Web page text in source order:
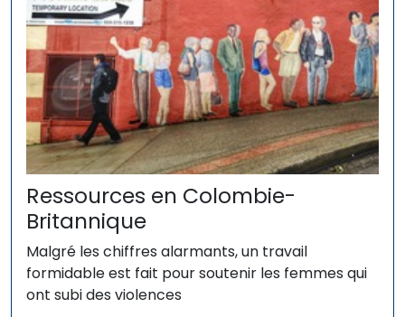
Ressources en Colombie-
Britannique
Malgré les chiffres alarmants, un travail
formidable est fait pour soutenir les femmes qui
ont subi des violences